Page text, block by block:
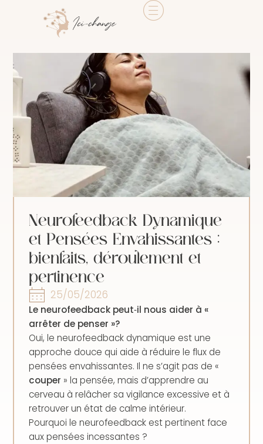
Neurofeedback Dynamique
et Pensées Envahissantes :
bienfaits, déroulement et
pertinence
25/05/2026
Le neurofeedback peut‑il nous aider à «
arrêter de penser »?
Oui, le neurofeedback dynamique est une
approche douce qui aide à réduire le flux de
pensées envahissantes. Il ne s’agit pas de «
couper » la pensée, mais d’apprendre au
cerveau à relâcher sa vigilance excessive et à
retrouver un état de calme intérieur.
Pourquoi le neurofeedback est pertinent face
aux pensées incessantes ?